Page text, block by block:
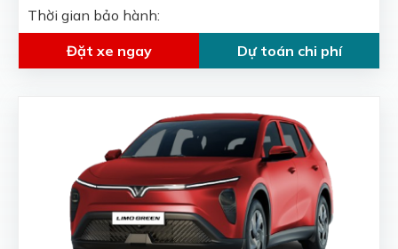
Thời gian bảo hành:
Đặt xe ngay
Dự toán chi phí